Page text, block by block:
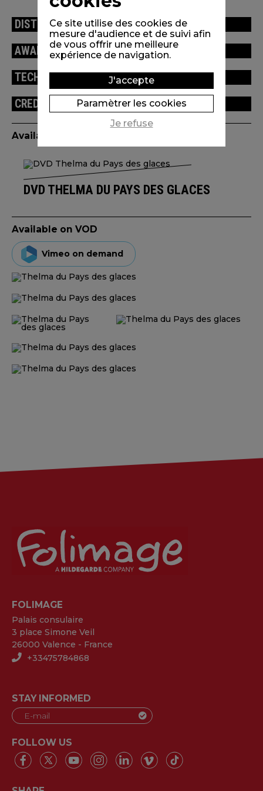
DISTRIBUTION
AWARDS / FESTIVALS
TECHNICAL INFORMATION
CREDITS
Available edition(s)
DVD THELMA DU PAYS DES GLACES
Available on VOD
Vimeo on demand
FOLIMAGE
Palais consulaire
3 place Simone Veil
26000 Valence - France
+33475784868
STAY INFORMED
FOLLOW US
Ce site utilise des cookies de
mesure d'audience et de suivi afin
de vous offrir une meilleure
expérience de navigation.
J'accepte
Paramètrer les cookies
Je refuse